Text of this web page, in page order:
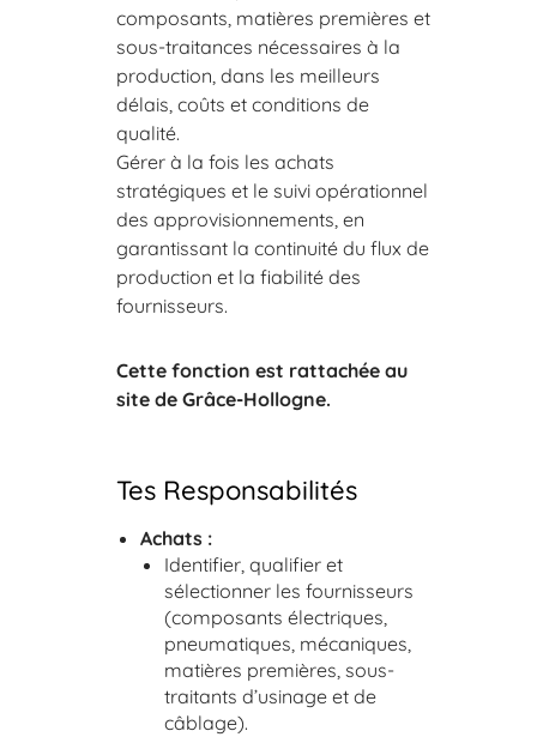
composants, matières premières et
sous-traitances nécessaires à la
production, dans les meilleurs
délais, coûts et conditions de
qualité.
Gérer à la fois les achats
stratégiques et le suivi opérationnel
des approvisionnements, en
garantissant la continuité du flux de
production et la fiabilité des
fournisseurs.
Cette fonction est rattachée au
site de Grâce-Hollogne.
Tes Responsabilités
Achats :
Identifier, qualifier et
sélectionner les fournisseurs
(composants électriques,
pneumatiques, mécaniques,
matières premières, sous-
traitants d’usinage et de
câblage).